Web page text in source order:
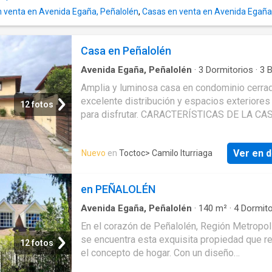
en Avenida Egaña, Peñalolén, Casas en venta en Avenida
12 fotos
Casa en Peñalolén
Avenida Egaña, Peñalolén · 3 Dormitorios · 3
·Seguridad·Trastero·Calefacción
Amplia y luminosa casa en condominio
excelente distribución y espacios
para disfrutar. CARACTERÍSTICAS DE LA
con walking closet en primer piso. - 2
secundarios de buen tamaño en segundo
baños: uno en suite uno de visita y uno
compartido - Living comedor amplio - Hall de
entrada - Sala de estar o home office - Cocina
espaciosa con comedor de diario - Pieza
habilitada como despensa y bodega - Logia
independiente - Terraza techada - Patio con
Piscina temperada por paneles - Quincho
y habilitado - Ventanas termopanel de PVC -
Nuevo en Toctoc> Camilo Iturriaga Ver en
12 fotos
en PEÑALOLÉN
Avenida Egaña, Peñalolén · 140 m² · 4
En el corazón de Peñalolén, Región
se encuentra esta exquisita propiedad que
el concepto de hogar. Con un diseño